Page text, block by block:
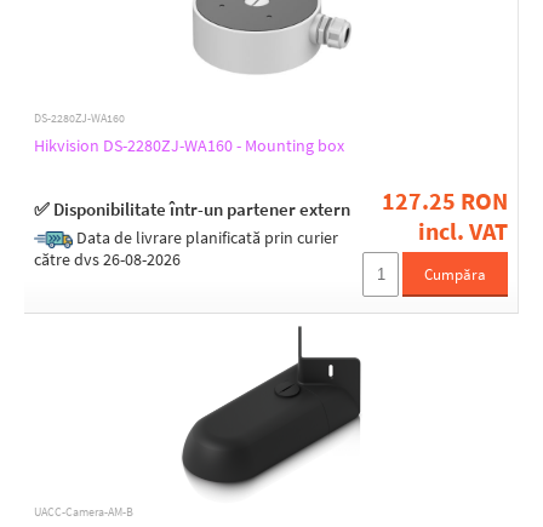
DS-2280ZJ-WA160
Hikvision DS-2280ZJ-WA160 - Mounting box
✅ Disponibilitate într-un partener extern
Data de livrare planificată prin curier
către dvs 26-08-2026
127.25 RON
incl. VAT
Cumpăra
UACC-Camera-AM-B